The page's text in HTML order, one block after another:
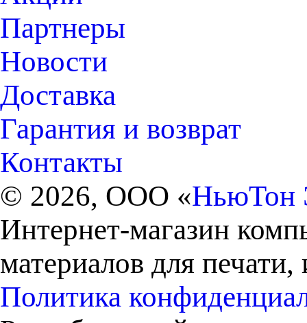
Партнеры
Новости
Доставка
Гарантия и возврат
Контакты
© 2026, ООО «НьюТон
Интернет-магазин
материалов для
Политика